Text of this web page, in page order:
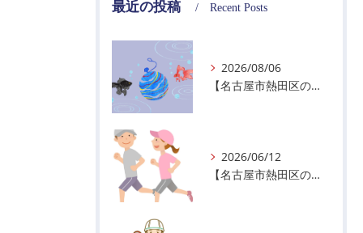
最近の投稿 Recent Posts
2026/08/06
【名古屋市熱田区の警備会社】夏季休業のお知らせ
2026/06/12
【名古屋市熱田区の警備会社】暑熱順化で熱中症対策を！